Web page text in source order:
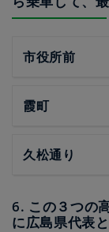
市役所前
霞町
久松通り
6. この３つの
に広島県代表